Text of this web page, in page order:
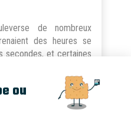
de nombreux
des heures se
secondes, et certaines
ou